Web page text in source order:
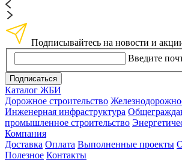
Подписывайтесь на новости и
Введите
Подписаться
Каталог ЖБИ
Дорожное строительство
Инженерная инфраструктура
промышленное строительство
Компания
Доставка Оплата Выполненные проекты
Полезное Контакты